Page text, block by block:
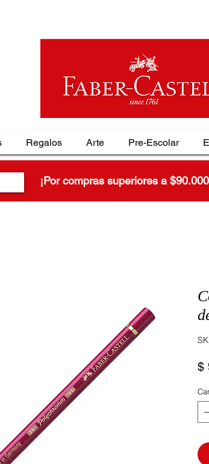
Regalos Arte Pre-Escolar
¡Por compras superiores a
$